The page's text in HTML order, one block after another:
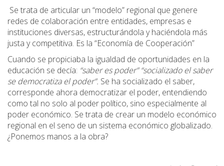
Se trata de articular un “modelo” regional que genere
redes de colaboración entre entidades, empresas e
instituciones diversas, estructurándola y haciéndola más
justa y competitiva. Es la “Economía de Cooperación”
Cuando se propiciaba la igualdad de oportunidades en la
educación se decía: “saber es poder” “socializado el saber
se democratiza el poder”. Se ha socializado el saber,
corresponde ahora democratizar el poder, entendiendo
como tal no solo al poder político, sino especialmente al
poder económico. Se trata de crear un modelo económico
regional en el seno de un sistema económico globalizado.
¿Ponemos manos a la obra?